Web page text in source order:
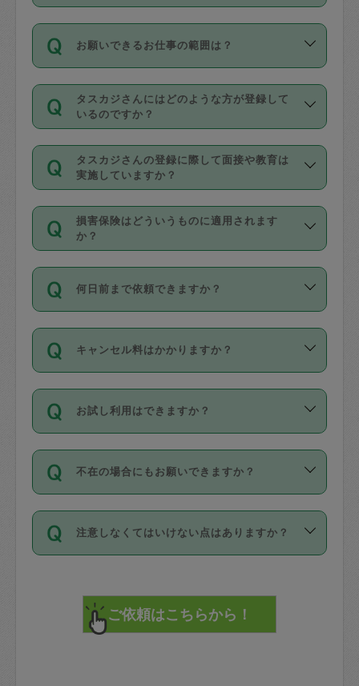
リカ、au WALLETなど）は支払にはご利
銀行振込や現金払いも対応していませ
なお、タスカジさんの交通費も、依頼料
金のご請求と合わせてお支払いとなりま
動計算で表示されます。
りに、一定数を超えたキャンセルは有償
（例：毎週定期の場合は３回以上のキャ
ンセルが有償（1200円、隔週定期の場合
は２回以上のキャンセルが有償（1200
ます。交通費の金額は「依頼の詳細」に
時間帯は3種類あります。いずれも１回あ
たり３時間です。
・ＡＭ ９時～１２時
・ＰＭ １３時～１６時
・夜 １８時～２１時
開始時間を２時間前後変更することが可
能です。依頼送信後、個別にタスカジさ
んにメッセージを送り調整してくださ
い。ただし、２時間を越えての調整はで
時間も被らない場合、損害保険の対象外
お願いできるお仕事の範囲は？
掃除、整理収納、洗濯、買い物、料理、
作り置きです。タスカジさんによってで
きる仕事の範囲が異なりますので、依頼
する前にタスカジさんのプロフィールで
確認してください。
基本的に、高所での作業や危険作業、屋
外での作業は対象外です。
タスカジさんにはどのような方が登録して
いるのですか？
主婦として長年の家事経験をお持ちの
方、栄養士・調理師といった資格者で保
育園や学校の給食やレストランで料理関
係の専門職に従事されていた方、日本で
すでにハウスキーパーや英語の先生とし
てお仕事をしているフィリピン出身の
社員など様々なバックグラウンドの方が
登録しています。
日本語も話せる方など様々です。
ールに記載していますので、各自の得意
を依頼してください。
タスカジさんの登録に際して面接や教育は
実施していますか？
応募の際に、各自事務局との面接と説明
を行っています。その後、身分証明書の
写真提出をしていただいています。外国
確認しています。タスカジさんトレーニ
ング動画を使ったセルフトレーニングの
現場トライアルを受け、合格したタスカ
ジさんが活動されています。
※テストセンターの講評は１件目のレビュ
参考
【詳細】タスカジさんの登録に際
損害保険はどういうものに適用されます
か？
依頼者とタスカジさんとの間でタスカジ
を通して成立した作業時間内での作業に
適用されます。作業範囲は、掃除、洗
です。作業中に物を壊したり、人にけが
をさせたりした場合が対象で、補償金額
す。
写真を撮り、
詳細FAQ：
損害賠償保険について教えて
何日前まで依頼できますか？
ご依頼は、現在を起点に3日後（72時間
以降）の日時から受付可能となっていま
す。
タスカジさんへ「募集」をかけることが
可能です。
キャンセル料はかかりますか？
キャンセル料には、以下の2種類がありま
す。
1. 直前キャンセル（定期、スポット契約
共通）
72時間を超える※と、以下のキャンセル
料が発生します。
直前キャンセル料：
72時間前〜24時間前＝依頼料金の50%
お試し利用はできますか？
「お試し利用」というメニューはありま
せんが、「一回のみ」依頼を活用するこ
とによって、気に入ったタスカジさんを
まず、条件の合う気になるタスカジさ
みてください。
その後、一番気に入ったタスカジさんに
不在の場合にもお願いできますか？
不在の場合の作業はタスカジさんの同意
が必要です。数回の依頼ののち、タスカ
ジさんと依頼者の間で十分な信頼関係が
てください。
不在時に部屋に入るためにタスカジさん
注意しなくてはいけない点はありますか？
で、必ず鍵のかかるロッカーや金庫に入
れて依頼者の責任の元管理するよう心掛
けてください。